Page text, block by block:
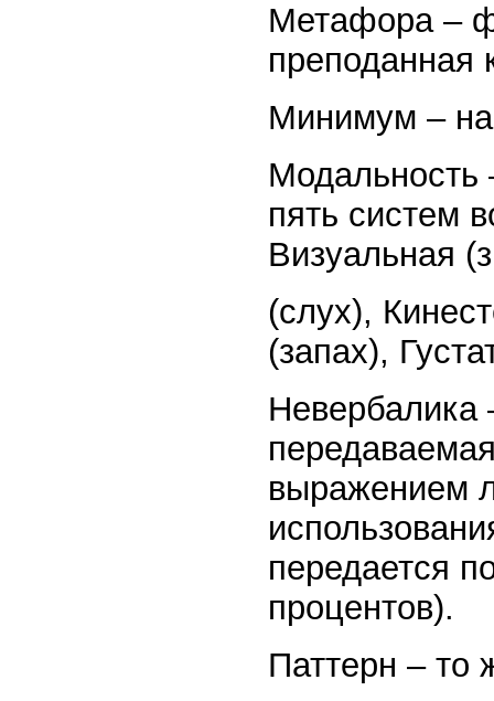
Метафора –
преподанная
Минимум –
Модальность
пять систем
Визуальная
(слух),
(запах),
выражением
передается
процентов).
Паттерн – то